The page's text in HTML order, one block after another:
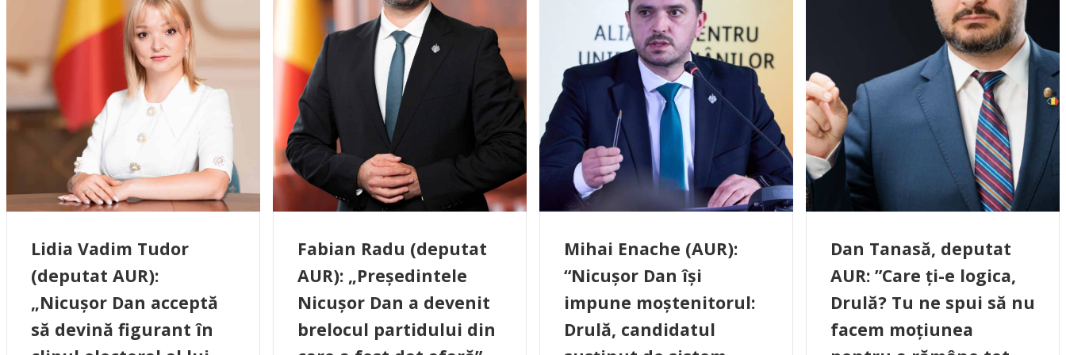
Lidia Vadim Tudor
(deputat AUR):
„Nicușor Dan acceptă
să devină figurant în
Fabian Radu (deputat
AUR): „Președintele
Nicușor Dan a devenit
brelocul partidului din
Mihai Enache (AUR):
“Nicușor Dan își
impune moștenitorul:
Drulă, candidatul
Dan Tanasă, deputat
AUR: ”Care ți-e logica,
Drulă? Tu ne spui să nu
facem moțiunea